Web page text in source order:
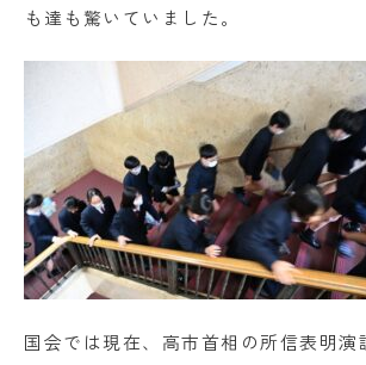
も達も驚いていました。
国会では現在、高市首相の所信表明演